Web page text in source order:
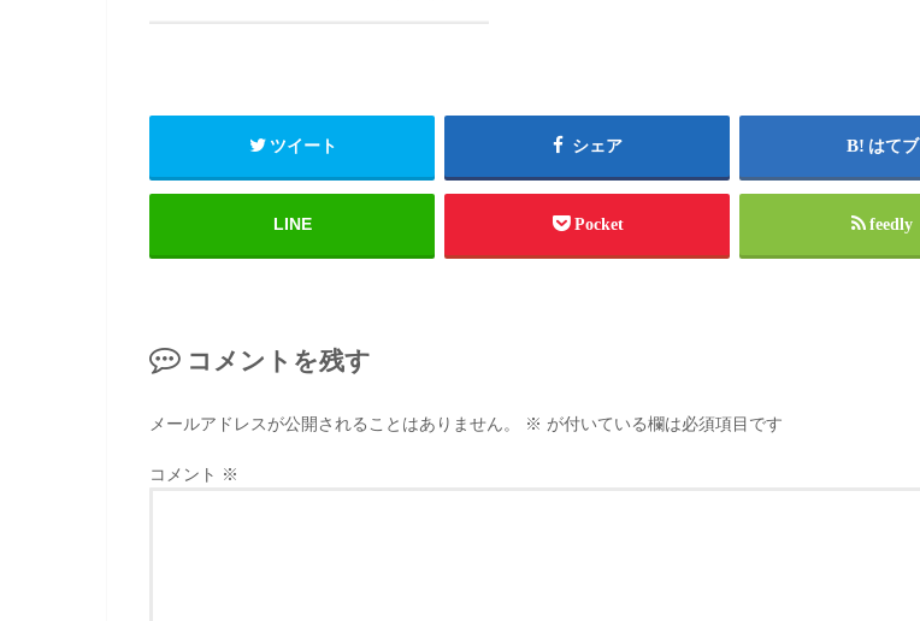
ツイート シェア はてブ
LINE Pocket feedly
コメントを残す
メールアドレスが公開されることはありません。 ※ が付いている欄は必須項目です
コメント ※